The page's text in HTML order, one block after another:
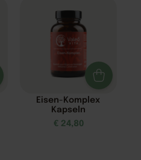
Eisen-Komplex
Kapseln
€ 24,80